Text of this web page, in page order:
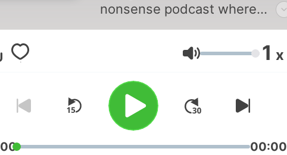
nonsense podcast where
Bigfoot eyewitnesses talk
about their Bigfoot sightings. If
you listen to our show, you
won't hear an interviewer
asking guests questions or
interrupting them, because all
you'll hear on our show is non-
stop Bigfoot sightings and
Głośność 1 x
00:00